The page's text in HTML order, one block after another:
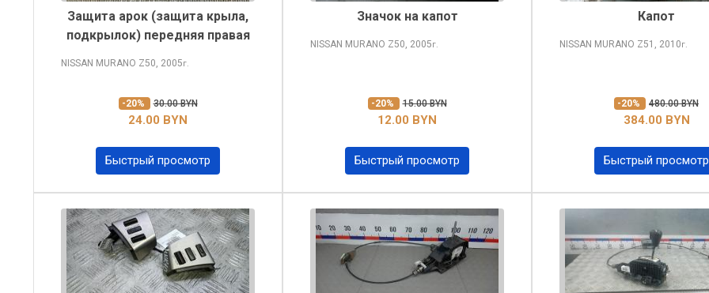
Защита арок (защита крыла,
подкрылок) передняя правая
NISSAN MURANO Z50, 2005г.
-20% 30.00 BYN
24.00 BYN
Быстрый просмотр
Значок на капот
NISSAN MURANO Z50, 2005г.
-20% 15.00 BYN
12.00 BYN
Быстрый просмотр
Капот
NISSAN MURANO Z51, 2010г.
-20% 480.00 BYN
384.00 BYN
Быстрый просмотр